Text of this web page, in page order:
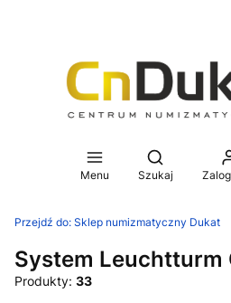
Menu
Otwórz
Szukaj
Przejdź do: Sklep numizmatyczny Dukat
System Leuchtturm
Produkty: 33